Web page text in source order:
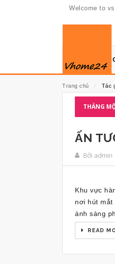
Welcome to
Trang chủ ⁄ Tác
THÁNG
ẤN
Bởi admin
Khu vực
nơi hút
ánh sáng
READ